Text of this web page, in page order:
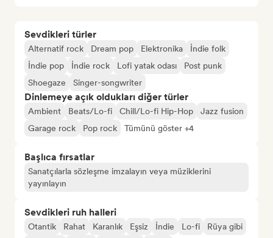
Sevdikleri türler
Alternatif rock Dream pop Elektronika
İndie folk
İndie pop
İndie rock Lofi yatak odası
Post punk
Shoegaze
Singer-songwriter
Dinlemeye açık oldukları diğer türler
Ambient Beats/Lo-fi Chill/Lo-fi Hip-Hop
Jazz fusion
Garage rock
Pop rock Tümünü göster +4
Başlıca fırsatlar
Sanatçılarla sözleşme imzalayın veya müziklerini
yayınlayın
Sevdikleri ruh halleri
Otantik Rahat Karanlık Eşsiz İndie Lo-fi
Rüya gibi